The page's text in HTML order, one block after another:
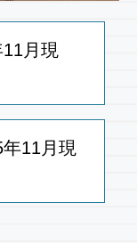
月現
年11月現